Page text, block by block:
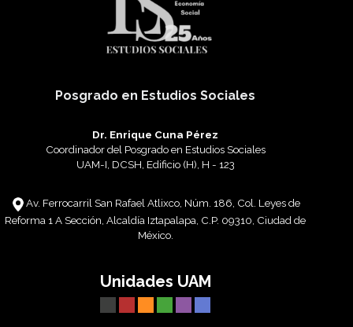
Posgrado en Estudios Sociales
Dr. Enrique Cuna Pérez
Coordinador del Posgrado en Estudios Sociales
UAM-I, DCSH, Edificio (H), H - 123
Av. Ferrocarril San Rafael Atlixco, Núm. 186, Col. Leyes de
Reforma 1 A Sección, Alcaldía Iztapalapa, C.P. 09310, Ciudad de
México.
Unidades UAM